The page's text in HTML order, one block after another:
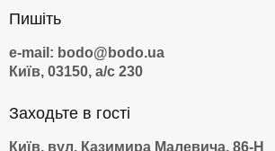
Пишіть
e-mail: bodo@bodo.ua
Київ, 03150, а/с 230
Заходьте в гості
Київ, вул. Казимира Малевича, 86-Н